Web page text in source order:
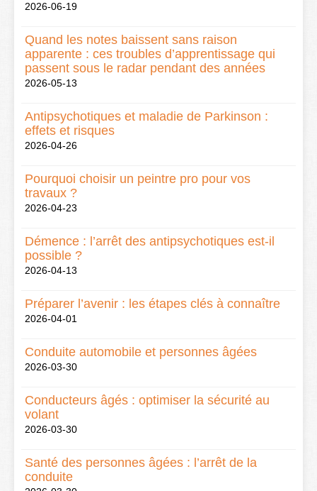
2026-06-19
Quand les notes baissent sans raison
apparente : ces troubles d’apprentissage qui
passent sous le radar pendant des années
2026-05-13
Antipsychotiques et maladie de Parkinson :
effets et risques
2026-04-26
Pourquoi choisir un peintre pro pour vos
travaux ?
2026-04-23
Démence : l’arrêt des antipsychotiques est-il
possible ?
2026-04-13
Préparer l’avenir : les étapes clés à connaître
2026-04-01
Conduite automobile et personnes âgées
2026-03-30
Conducteurs âgés : optimiser la sécurité au
volant
2026-03-30
Santé des personnes âgées : l’arrêt de la
conduite